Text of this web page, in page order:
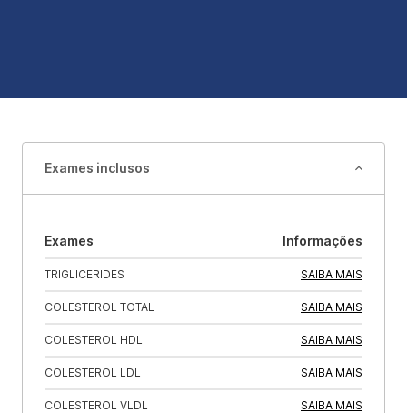
Exames inclusos
Exames Informações
TRIGLICERIDES SAIBA MAIS
COLESTEROL TOTAL SAIBA MAIS
COLESTEROL HDL SAIBA MAIS
COLESTEROL LDL SAIBA MAIS
COLESTEROL VLDL SAIBA MAIS